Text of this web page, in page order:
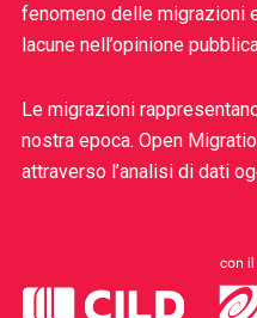
fenomeno delle migrazioni
lacune nell’opinione
Le migrazioni
nostra epoca. Open
attraverso l’analisi di dati